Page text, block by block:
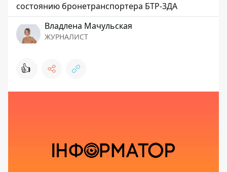
состоянию бронетранспортера БТР-3ДА
Владлена Мачульская
ЖУРНАЛИСТ
👍